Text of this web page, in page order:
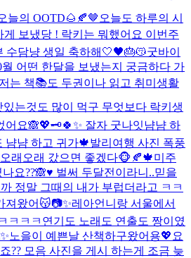
늘의 OOTD🌰🍂🤎 오늘도 하루의 시
보냈당 ! 락키는 뭐했어요 이번주
수담냥 생일 축하해🤍🖤🎂😽굿바이
월 어떤 한달을 보냈는지 궁금하다 가
는 책📚도 두권이나 읽고 취미생활
는것도 많이 먹구 무엇보다 락키생
어요🙈💖🗝️🍀✨ 잘자 굿나잇냠냠 하
냠냠 하고 귀가🍁발리여행 사진 폭풍
래오래 갔으면 좋겠다🐵🍂🍁미주
요??🙈♥️ 벌써 두달전이라니..믿을
정말 그때의 내가 부럽더라고 ㅋㅋ
져왔어😽📷✨레아언니랑 서울에서
ㅋㅋㅋ 연기도 노래도 연출도 짱이였
노을이 예쁜날 산책하구왔어용💖 요
?? 모음 사진을 게시 하는게 조금 늦